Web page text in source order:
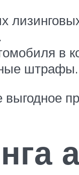
в
штрафы.